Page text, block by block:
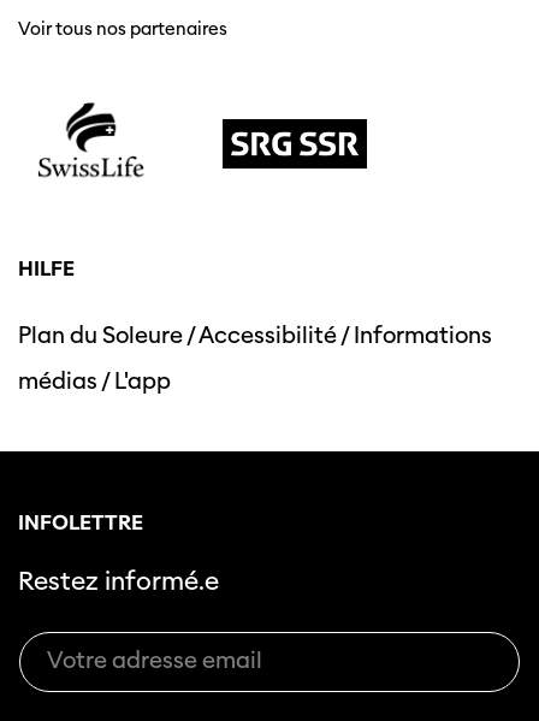
Voir tous nos partenaires
HILFE
Plan du Soleure/Accessibilité/Informations
médias /L'app
INFOLETTRE
Restez informé.e